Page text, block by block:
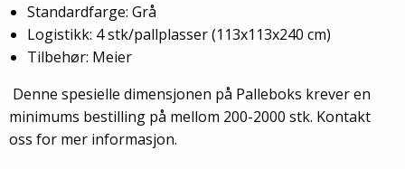
Standardfarge: Grå
Logistikk: 4 stk/pallplasser (113x113x240 cm)
Tilbehør: Meier
Denne spesielle dimensjonen på Palleboks krever en
minimums bestilling på mellom 200-2000 stk. Kontakt
oss for mer informasjon.